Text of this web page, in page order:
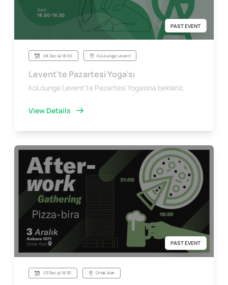
PAST EVENT
08 Dec @ 18:00 KoLounge Levent
Levent'te Pazartesi Yoga'sı
KoLounge Levent'te Pazartesi Yogasına bekleriz.
View Details
PAST EVENT
03 Dec @ 18:30 Ortak Alan